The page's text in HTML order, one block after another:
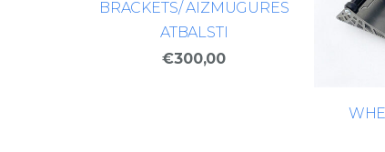
BRACKETS/ AIZMUGURES
ATBALSTI
€300,00